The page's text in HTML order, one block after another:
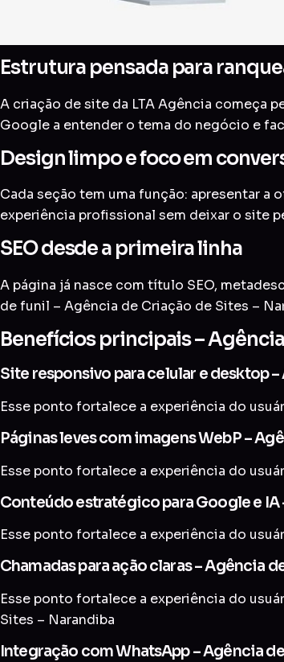
Estrutura pensada para
A criação de site da LTA Agência começa
Google a entender o tema do negócio e
Design limpo e foco em
Cada seção tem uma função: apresentar
experiência profissional sem deixar o site
SEO desde a primeira linha
A página já nasce com título SEO,
de funil – Agência de Criação de Sites –
Benefícios principais –
Site responsivo para celular e desktop
Esse ponto fortalece a experiência do
Páginas leves com imagens WebP –
Esse ponto fortalece a experiência do
Conteúdo estratégico para Google e
Esse ponto fortalece a experiência do
Chamadas para ação claras – Agência
Esse ponto fortalece a experiência do
Sites – Narandiba
Integração com WhatsApp – Agência